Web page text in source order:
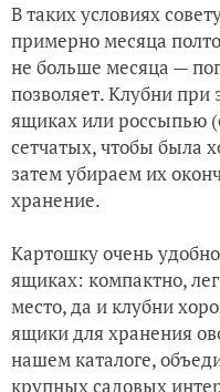
В таких условиях
примерно месяца
не больше месяца —
позволяет. Клубни при
ящиках или россыпью
сетчатых, чтобы была
затем убираем их
хранение.
Картошку очень
ящиках: компактно,
место, да и клубни
ящики для хранения
нашем каталоге,
крупных садовых